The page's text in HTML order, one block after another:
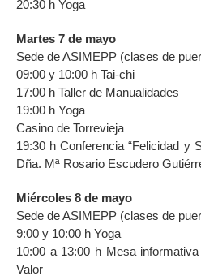
20:30 h Yoga
Martes 7 de mayo
Sede de ASIMEPP (clases de
09:00 y 10:00 h Tai-chi
17:00 h Taller de Manualidades
19:00 h Yoga
Casino de Torrevieja
19:30 h Conferencia “Felicidad y
Dña. Mª Rosario Escudero
Miércoles 8 de mayo
Sede de ASIMEPP (clases de
9:00 y 10:00 h Yoga
10:00 a 13:00 h Mesa
Valor